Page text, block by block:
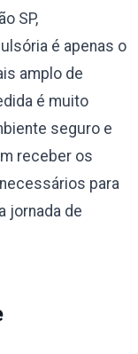
SP,
é apenas o
amplo de
é muito
seguro e
receber os
para
jornada de